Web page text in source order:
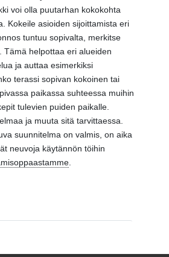
voi olla puutarhan kokokohta
Kokeile asioiden sijoittamista eri
tuntuu sopivalta, merkitse
Tämä helpottaa eri alueiden
ja auttaa esimerkiksi
terassi sopivan kokoinen tai
paikassa suhteessa muihin
tulevien puiden paikalle.
ja muuta sitä tarvittaessa.
suunnitelma on valmis, on aika
neuvoja käytännön töihin
.